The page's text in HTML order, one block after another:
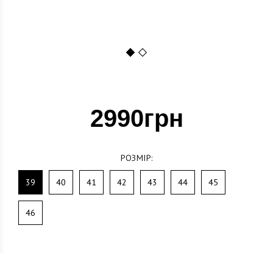
12
2990грн
РОЗМІР:
39 40 41 42 43 44 45
46